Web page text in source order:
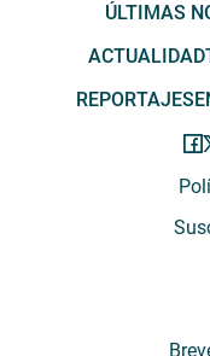
ÚLTIMAS
ACTUALIDAD
REPORTAJES